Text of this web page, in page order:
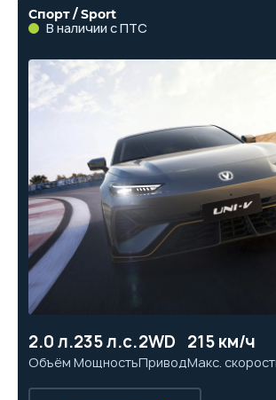
Спорт / Sport
В наличии с ПТС
2.0 л.
Объём
235 л.с.
Мощность
2WD
Привод
215 км/ч
Макс.